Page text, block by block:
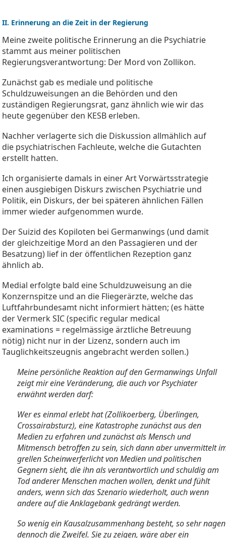
II. Erinnerung an die Zeit in der Regierung
Meine zweite politische Erinnerung an die Psychiatrie
stammt aus meiner politischen
Regierungsverantwortung: Der Mord von Zollikon.
Zunächst gab es mediale und politische
Schuldzuweisungen an die Behörden und den
zuständigen Regierungsrat, ganz ähnlich wie wir das
heute gegenüber den KESB erleben.
Nachher verlagerte sich die Diskussion allmählich auf
die psychiatrischen Fachleute, welche die Gutachten
erstellt hatten.
Ich organisierte damals in einer Art Vorwärtsstrategie
einen ausgiebigen Diskurs zwischen Psychiatrie und
Politik, ein Diskurs, der bei späteren ähnlichen Fällen
immer wieder aufgenommen wurde.
Der Suizid des Kopiloten bei Germanwings (und damit
der gleichzeitige Mord an den Passagieren und der
Besatzung) lief in der öffentlichen Rezeption ganz
ähnlich ab.
Medial erfolgte bald eine Schuldzuweisung an die
Konzernspitze und an die Fliegerärzte, welche das
Luftfahrbundesamt nicht informiert hätten; (es hätte
der Vermerk SIC (specific regular medical
examinations = regelmässige ärztliche Betreuung
nötig) nicht nur in der Lizenz, sondern auch im
Tauglichkeitszeugnis angebracht werden sollen.)
Meine persönliche Reaktion auf den Germanwings Unfall
zeigt mir eine Veränderung, die auch vor Psychiater
erwähnt werden darf:
Wer es einmal erlebt hat (Zollikoerberg, Überlingen,
Crossairabsturz), eine Katastrophe zunächst aus den
Medien zu erfahren und zunächst als Mensch und
Mitmensch betroffen zu sein, sich dann aber unvermittelt
grellen Scheinwerferlicht von Medien und politischen
Gegnern sieht, die ihn als verantwortlich und schuldig am
Tod anderer Menschen machen wollen, denkt und fühlt
anders, wenn sich das Szenario wiederholt, auch wenn
andere auf die Anklagebank gedrängt werden.
So wenig ein Kausalzusammenhang besteht, so sehr nagen
dennoch die Zweifel. Sie zu zeigen, wäre aber ein